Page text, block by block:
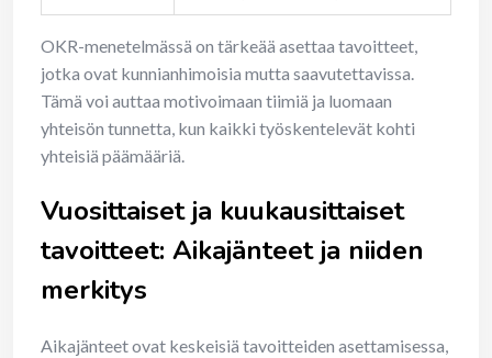
OKR-menetelmässä on tärkeää asettaa tavoitteet,
jotka ovat kunnianhimoisia mutta saavutettavissa.
Tämä voi auttaa motivoimaan tiimiä ja luomaan
yhteisön tunnetta, kun kaikki työskentelevät kohti
yhteisiä päämääriä.
Vuosittaiset ja kuukausittaiset
tavoitteet: Aikajänteet ja niiden
merkitys
Aikajänteet ovat keskeisiä tavoitteiden asettamisessa,